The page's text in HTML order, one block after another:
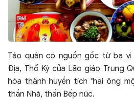
Táo quân có nguồn gốc từ ba
Địa, Thổ Kỳ của Lão giáo Trung
hóa thành huyền tích "hai ông
thần Nhà, thần Bếp núc.